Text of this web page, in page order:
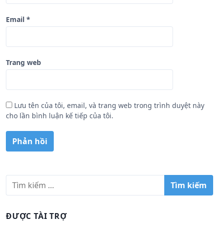
Email *
Trang web
Lưu tên của tôi, email, và trang web trong trình duyệt này
cho lần bình luận kế tiếp của tôi.
iĐƯỢC TÀI TRỢ